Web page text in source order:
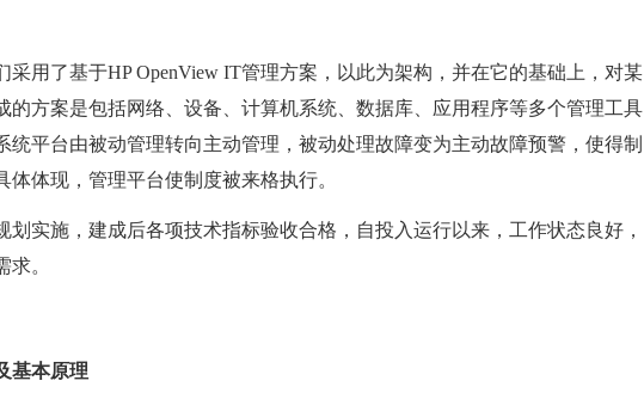
了基于HP OpenView IT管理方案，以此为架构，并在它的基础上，对某
的方案是包括网络、设备、计算机系统、数据库、应用程序等多个管理工具
统平台由被动管理转向主动管理，被动处理故障变为主动故障预警，使得制
体体现，管理平台使制度被来格执行。
施，建成后各项技术指标验收合格，自投入运行以来，工作状态良好，
。
本原理